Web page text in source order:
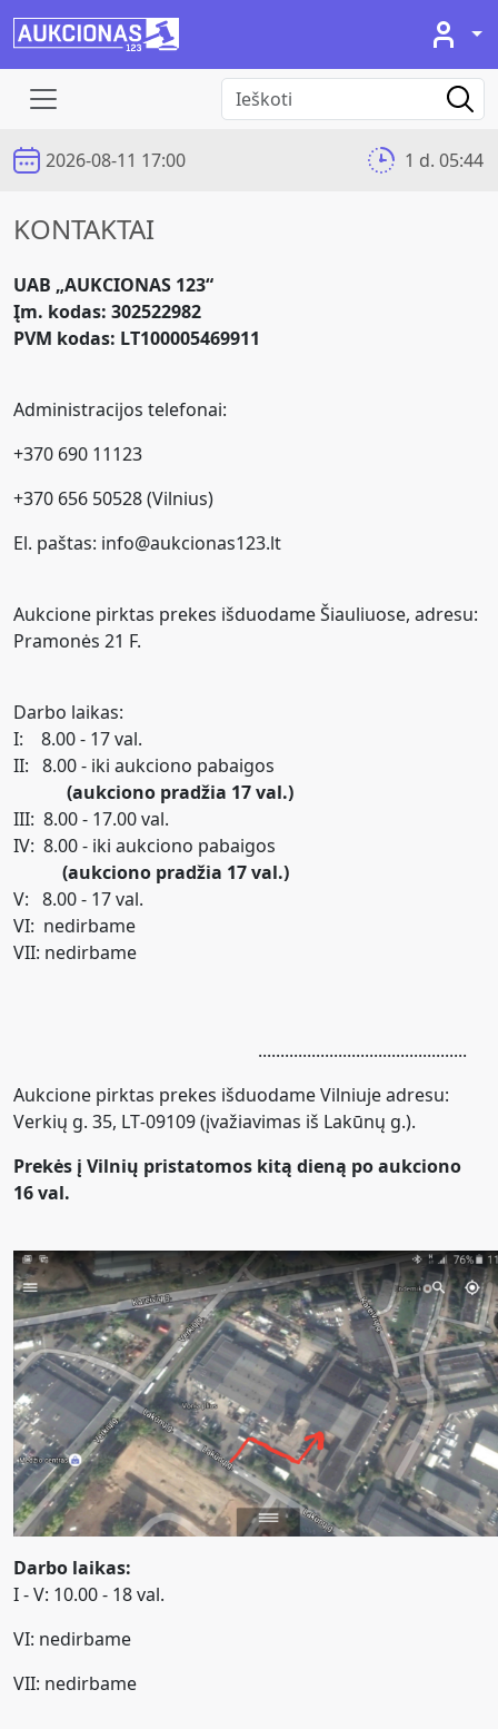
2026-08-11 17:00 1 d. 05:44
KONTAKTAI
UAB „AUKCIONAS 123“
Įm. kodas: 302522982
PVM kodas: LT100005469911
Administracijos telefonai:
+370 690 11123
+370 656 50528 (Vilnius)
El. paštas: info@aukcionas123.lt
Aukcione pirktas prekes išduodame Šiauliuose, adresu:
Pramonės 21 F.
Darbo laikas:
I: 8.00 - 17 val.
II: 8.00 - iki aukciono pabaigos
(aukciono pradžia 17 val.)
III: 8.00 - 17.00 val.
IV: 8.00 - iki aukciono pabaigos
(aukciono pradžia 17 val.)
V: 8.00 - 17 val.
VI: nedirbame
VII: nedirbame
...............................................
Aukcione pirktas prekes išduodame Vilniuje adresu:
Verkių g. 35, LT-09109 (įvažiavimas iš Lakūnų g.).
Prekės į Vilnių pristatomos kitą dieną po aukciono
16 val.
Darbo laikas:
I - V: 10.00 - 18 val.
VI: nedirbame
VII: nedirbame